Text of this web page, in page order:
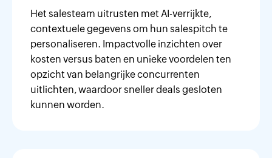
Het salesteam uitrusten met AI-verrijkte,
contextuele gegevens om hun salespitch te
personaliseren. Impactvolle inzichten over
kosten versus baten en unieke voordelen ten
opzicht van belangrijke concurrenten
uitlichten, waardoor sneller deals gesloten
kunnen worden.